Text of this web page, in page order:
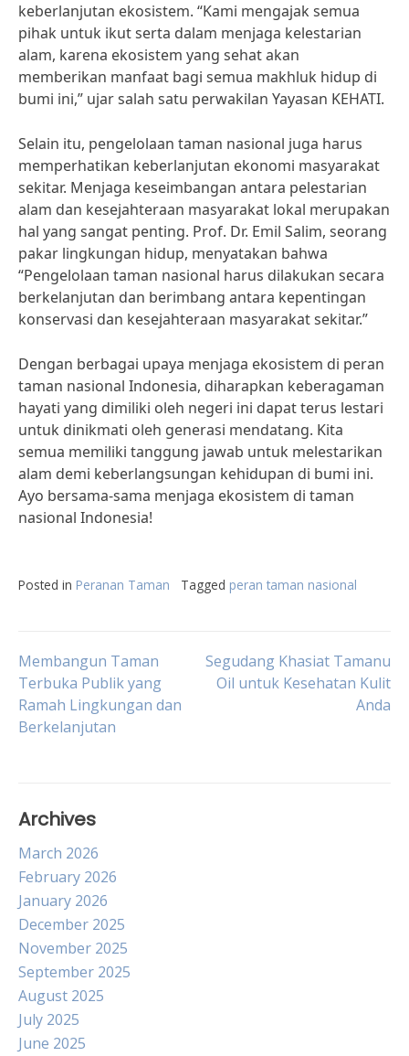
keberlanjutan ekosistem. “Kami mengajak semua
pihak untuk ikut serta dalam menjaga kelestarian
alam, karena ekosistem yang sehat akan
memberikan manfaat bagi semua makhluk hidup di
bumi ini,” ujar salah satu perwakilan Yayasan KEHATI.
Selain itu, pengelolaan taman nasional juga harus
memperhatikan keberlanjutan ekonomi masyarakat
sekitar. Menjaga keseimbangan antara pelestarian
alam dan kesejahteraan masyarakat lokal merupakan
hal yang sangat penting. Prof. Dr. Emil Salim, seorang
pakar lingkungan hidup, menyatakan bahwa
“Pengelolaan taman nasional harus dilakukan secara
berkelanjutan dan berimbang antara kepentingan
konservasi dan kesejahteraan masyarakat sekitar.”
Dengan berbagai upaya menjaga ekosistem di peran
taman nasional Indonesia, diharapkan keberagaman
hayati yang dimiliki oleh negeri ini dapat terus lestari
untuk dinikmati oleh generasi mendatang. Kita
semua memiliki tanggung jawab untuk melestarikan
alam demi keberlangsungan kehidupan di bumi ini.
Ayo bersama-sama menjaga ekosistem di taman
nasional Indonesia!
Posted in Peranan Taman Tagged peran taman nasional
Post
navigation
Membangun Taman
Terbuka Publik yang
Ramah Lingkungan dan
Berkelanjutan
Segudang Khasiat Tamanu
Oil untuk Kesehatan Kulit
Anda
Archives
March 2026
February 2026
January 2026
December 2025
November 2025
September 2025
August 2025
July 2025
June 2025